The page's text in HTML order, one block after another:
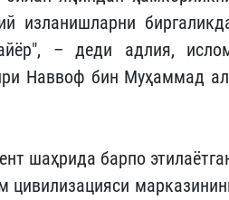
изланишларни
– деди адлия,
Наввоф бин Муҳаммад
шаҳрида барпо
цивилизацияси